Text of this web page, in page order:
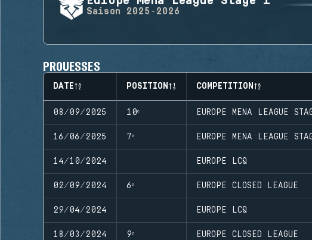
Saison 2025-2026
PROUESSES
DATE POSITION COMPETITION
08/09/2025 10ᵉ EUROPE MENA LEAGUE
16/06/2025 7ᵉ EUROPE MENA LEAGUE
14/10/2024 EUROPE LCQ
02/09/2024 6ᵉ EUROPE CLOSED LEAGUE
29/04/2024 EUROPE LCQ
18/03/2024 9ᵉ EUROPE CLOSED LEAGUE